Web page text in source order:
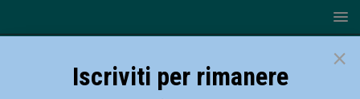
×
Iscriviti per rimanere